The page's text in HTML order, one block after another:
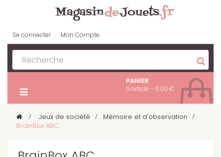
Se connecter Mon Compte
PANIER
0 article - 0.00 €
> Jeux de société > Mémoire et d'observation >
BrainBox ABC